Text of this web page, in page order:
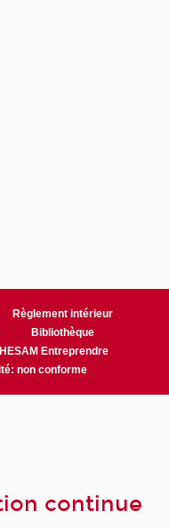
Règlement intérieur
Bibliothèque
Entreprendre
non conforme
continue